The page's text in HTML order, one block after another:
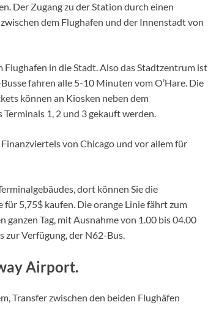
Der Zugang zu der Station durch einen
dem Flughafen und der Innenstadt von
in die Stadt. Also das Stadtzentrum ist
fahren alle 5-10 Minuten vom O’Hare. Die
können an Kiosken neben dem
1, 2 und 3 gekauft werden.
von Chicago und vor allem für
dort können Sie die
5,75$ kaufen. Die orange Linie fährt zum
Tag, mit Ausnahme von 1.00 bis 04.00
zur Verfügung, der N62-Bus.
Airport.
Transfer zwischen den beiden Flughäfen